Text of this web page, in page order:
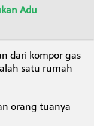
Adu
dari kompor gas
satu rumah
orang tuanya